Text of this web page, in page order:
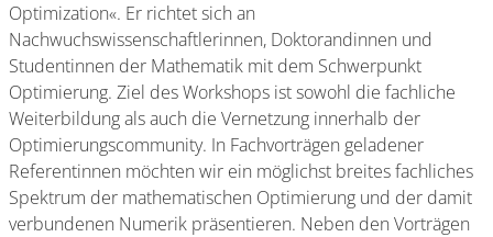
Optimization«. Er richtet sich an
Nachwuchswissenschaftlerinnen, Doktorandinnen und
Studentinnen der Mathematik mit dem Schwerpunkt
Optimierung. Ziel des Workshops ist sowohl die fachliche
Weiterbildung als auch die Vernetzung innerhalb der
Optimierungscommunity. In Fachvorträgen geladener
Referentinnen möchten wir ein möglichst breites fachliches
Spektrum der mathematischen Optimierung und der damit
verbundenen Numerik präsentieren. Neben den Vorträgen